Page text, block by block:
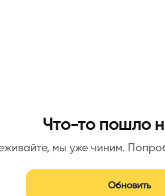
Что-то пошло
мы уже чиним.
Обновить